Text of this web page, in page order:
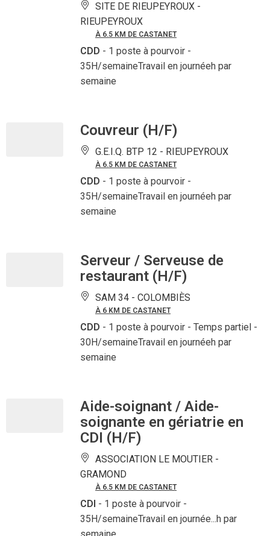
SITE DE RIEUPEYROUX -
RIEUPEYROUX
À 6.5 KM DE CASTANET
CDD - 1 poste à pourvoir -
35H/semaineTravail en journéeh par
semaine
Couvreur (H/F)
G.E.I.Q. BTP 12 - RIEUPEYROUX
À 6.5 KM DE CASTANET
CDD - 1 poste à pourvoir -
35H/semaineTravail en journéeh par
semaine
Serveur / Serveuse de
restaurant (H/F)
SAM 34 - COLOMBIÈS
À 6 KM DE CASTANET
CDD - 1 poste à pourvoir - Temps partiel -
30H/semaineTravail en journéeh par
semaine
Aide-soignant / Aide-
soignante en gériatrie en
CDI (H/F)
ASSOCIATION LE MOUTIER -
GRAMOND
À 6.5 KM DE CASTANET
CDI - 1 poste à pourvoir -
35H/semaineTravail en journée...h par